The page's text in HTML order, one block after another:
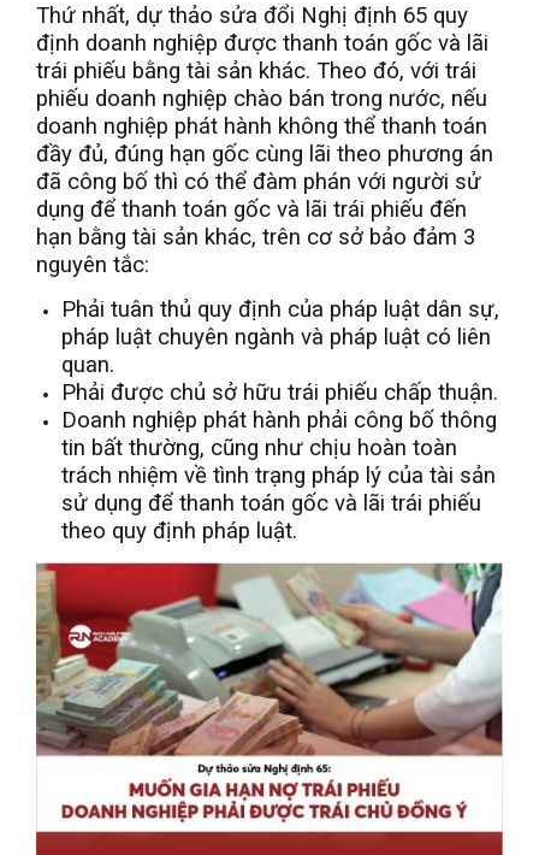
Thứ nhất, dự thảo sửa đổi Nghị định 65 quy
định doanh nghiệp được thanh toán gốc và lãi
trái phiếu bằng tài sản khác. Theo đó, với trái
phiếu doanh nghiệp chào bán trong nước, nếu
doanh nghiệp phát hành không thể thanh toán
đầy đủ, đúng hạn gốc cùng lãi theo phương án
đã công bố thì có thể đàm phán với người sử
dụng để thanh toán gốc và lãi trái phiếu đến
hạn bằng tài sản khác, trên cơ sở bảo đảm 3
nguyên tắc:
Phải tuân thủ quy định của pháp luật dân sự,
pháp luật chuyên ngành và pháp luật có liên
quan.
Phải được chủ sở hữu trái phiếu chấp thuận.
Doanh nghiệp phát hành phải công bố thông
tin bất thường, cũng như chịu hoàn toàn
trách nhiệm về tình trạng pháp lý của tài sản
sử dụng để thanh toán gốc và lãi trái phiếu
theo quy định pháp luật.